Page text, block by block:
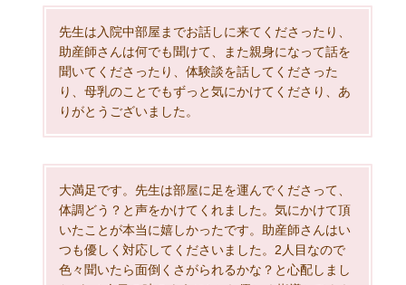
先生は入院中部屋までお話しに来てくださったり、
助産師さんは何でも聞けて、また親身になって話を
聞いてくださったり、体験談を話してくださった
り、母乳のことでもずっと気にかけてくださり、あ
りがとうございました。
大満足です。先生は部屋に足を運んでくださって、
体調どう？と声をかけてくれました。気にかけて頂
いたことが本当に嬉しかったです。助産師さんはい
つも優しく対応してくださいました。2人目なので
色々聞いたら面倒くさがられるかな？と心配しまし